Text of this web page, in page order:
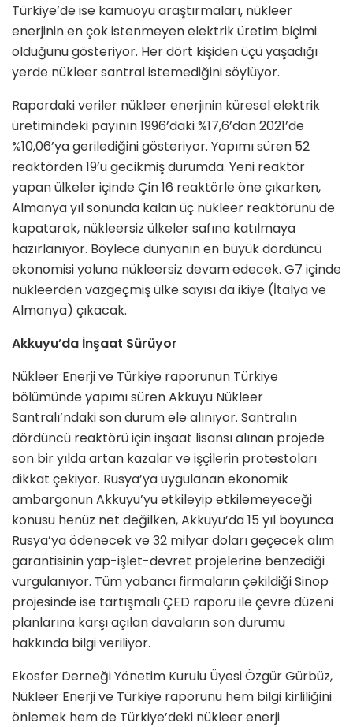
Türkiye’de ise kamuoyu araştırmaları, nükleer
enerjinin en çok istenmeyen elektrik üretim biçimi
olduğunu gösteriyor. Her dört kişiden üçü yaşadığı
yerde nükleer santral istemediğini söylüyor.
Rapordaki veriler nükleer enerjinin küresel elektrik
üretimindeki payının 1996’daki %17,6’dan 2021’de
%10,06’ya gerilediğini gösteriyor. Yapımı süren 52
reaktörden 19’u gecikmiş durumda. Yeni reaktör
yapan ülkeler içinde Çin 16 reaktörle öne çıkarken,
Almanya yıl sonunda kalan üç nükleer reaktörünü de
kapatarak, nükleersiz ülkeler safına katılmaya
hazırlanıyor. Böylece dünyanın en büyük dördüncü
ekonomisi yoluna nükleersiz devam edecek. G7 içinde
nükleerden vazgeçmiş ülke sayısı da ikiye (İtalya ve
Almanya) çıkacak.
Akkuyu’da İnşaat Sürüyor
Nükleer Enerji ve Türkiye raporunun Türkiye
bölümünde yapımı süren Akkuyu Nükleer
Santralı’ndaki son durum ele alınıyor. Santralın
dördüncü reaktörü için inşaat lisansı alınan projede
son bir yılda artan kazalar ve işçilerin protestoları
dikkat çekiyor. Rusya’ya uygulanan ekonomik
ambargonun Akkuyu’yu etkileyip etkilemeyeceği
konusu henüz net değilken, Akkuyu’da 15 yıl boyunca
Rusya’ya ödenecek ve 32 milyar doları geçecek alım
garantisinin yap-işlet-devret projelerine benzediği
vurgulanıyor. Tüm yabancı firmaların çekildiği Sinop
projesinde ise tartışmalı ÇED raporu ile çevre düzeni
planlarına karşı açılan davaların son durumu
hakkında bilgi veriliyor.
Ekosfer Derneği Yönetim Kurulu Üyesi Özgür Gürbüz,
Nükleer Enerji ve Türkiye raporunu hem bilgi kirliliğini
önlemek hem de Türkiye’deki nükleer enerji